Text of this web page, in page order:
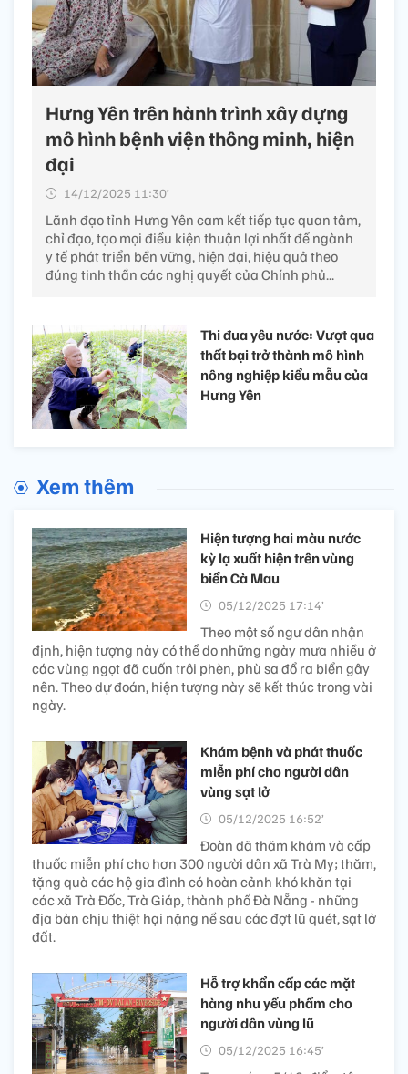
Hưng Yên trên hành trình xây dựng
mô hình bệnh viện thông minh, hiện
đại
14/12/2025 11:30’
Lãnh đạo tỉnh Hưng Yên cam kết tiếp tục quan tâm,
chỉ đạo, tạo mọi điều kiện thuận lợi nhất để ngành
y tế phát triển bền vững, hiện đại, hiệu quả theo
đúng tinh thần các nghị quyết của Chính phủ...
Thi đua yêu nước: Vượt qua
thất bại trở thành mô hình
nông nghiệp kiểu mẫu của
Hưng Yên
Xem thêm
Hiện tượng hai màu nước
kỳ lạ xuất hiện trên vùng
biển Cà Mau
05/12/2025 17:14’
Theo một số ngư dân nhận
định, hiện tượng này có thể do những ngày mưa nhiều ở
các vùng ngọt đã cuốn trôi phèn, phù sa đổ ra biển gây
nên. Theo dự đoán, hiện tượng này sẽ kết thúc trong vài
ngày.
Khám bệnh và phát thuốc
miễn phí cho người dân
vùng sạt lở
05/12/2025 16:52’
Đoàn đã thăm khám và cấp
thuốc miễn phí cho hơn 300 người dân xã Trà My; thăm,
tặng quà các hộ gia đình có hoàn cảnh khó khăn tại
các xã Trà Đốc, Trà Giáp, thành phố Đà Nẵng - những
địa bàn chịu thiệt hại nặng nề sau các đợt lũ quét, sạt lở
đất.
Hỗ trợ khẩn cấp các mặt
hàng nhu yếu phẩm cho
người dân vùng lũ
05/12/2025 16:45’